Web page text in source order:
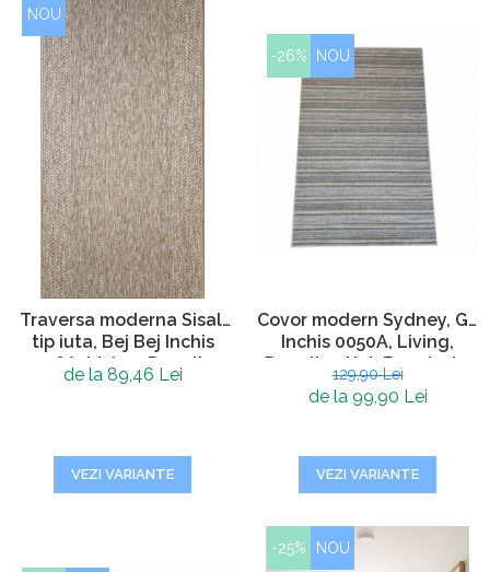
NOU
Traversa moderna Sisal,
tip iuta, Bej Bej Inchis
0006A, Living, Dormitor,
Hol, Bucatarie, 60 x 150
de la 89,46 Lei
VEZI VARIANTE
-26% NOU
Covor modern Sydney, Gri
Inchis 0050A, Living,
Dormitor, Hol, Bucatarie,
200 x 290 cm
129,90 Lei
de la 99,90 Lei
VEZI VARIANTE
-25% NOU